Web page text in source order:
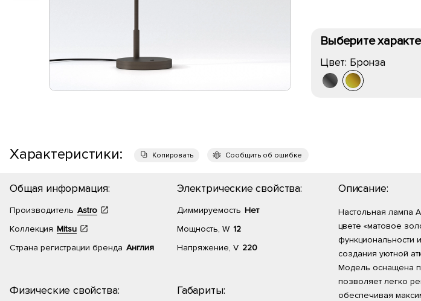
Выберите
Цвет: Бронза
Характеристики: Копировать Сообщить об ошибке
Общая информация:
Производитель Astro
Коллекция Mitsu
Страна регистрации бренда Англия
Физические свойства:
Электрические свойства:
Диммируемость Нет
Мощность, W 12
Напряжение, V 220
Габариты:
Описание:
Настольная лампа
цвете «матовое
функциональности
создания уютной
Модель оснащена
позволяет легко
обеспечивая